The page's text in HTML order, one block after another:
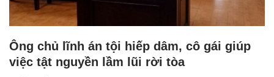
Ông chủ lĩnh án tội hiếp dâm, cô gái giúp
việc tật nguyền lầm lũi rời tòa